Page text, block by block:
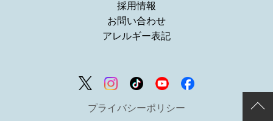
採用情報
お問い合わせ
アレルギー表記
プライバシーポリシー